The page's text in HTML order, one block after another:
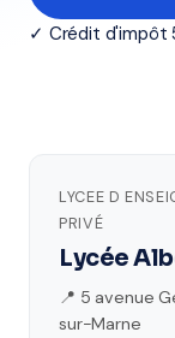
✓ Crédit d'impôt
LYCEE D
PRIVÉ
Lycée
📍 5 avenue
sur-Marne